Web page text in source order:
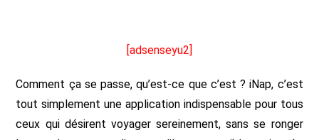
[adsenseyu2]
Comment ça se passe, qu’est-ce que c’est ? iNap, c’est
tout simplement une application indispensable pour tous
ceux qui désirent voyager sereinement, sans se ronger